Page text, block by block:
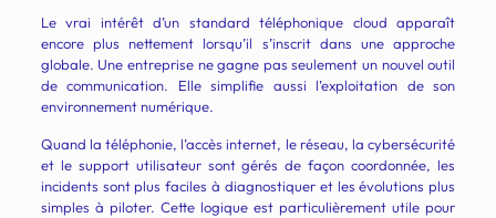
Le vrai intérêt d’un standard téléphonique cloud apparaît
encore plus nettement lorsqu’il s’inscrit dans une approche
globale. Une entreprise ne gagne pas seulement un nouvel outil
de communication. Elle simplifie aussi l’exploitation de son
environnement numérique.
Quand la téléphonie, l’accès internet, le réseau, la cybersécurité
et le support utilisateur sont gérés de façon coordonnée, les
incidents sont plus faciles à diagnostiquer et les évolutions plus
simples à piloter. Cette logique est particulièrement utile pour